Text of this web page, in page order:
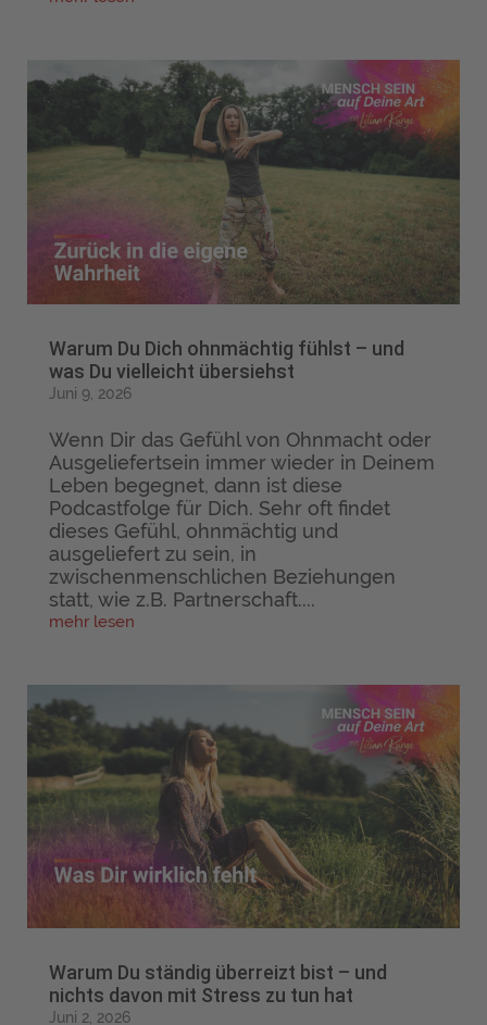
Warum Du Dich ohnmächtig fühlst – und
was Du vielleicht übersiehst
Juni 9, 2026
Wenn Dir das Gefühl von Ohnmacht oder
Ausgeliefertsein immer wieder in Deinem
Leben begegnet, dann ist diese
Podcastfolge für Dich. Sehr oft findet
dieses Gefühl, ohnmächtig und
ausgeliefert zu sein, in
zwischenmenschlichen Beziehungen
statt, wie z.B. Partnerschaft....
mehr lesen
Warum Du ständig überreizt bist – und
nichts davon mit Stress zu tun hat
Juni 2, 2026